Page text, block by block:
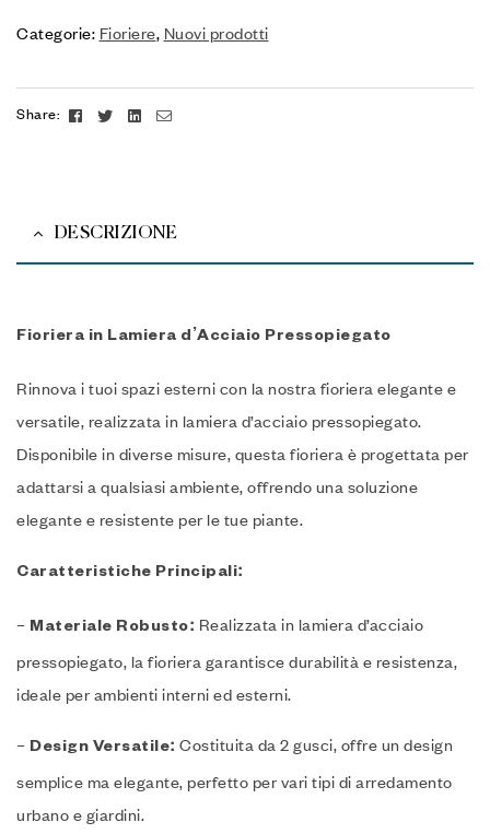
Categorie: Fioriere, Nuovi prodotti
Share: FacebookTwitterLinkedin
Email
DESCRIZIONE
Fioriera in Lamiera d’Acciaio Pressopiegato
Rinnova i tuoi spazi esterni con la nostra fioriera elegante e
versatile, realizzata in lamiera d’acciaio pressopiegato.
Disponibile in diverse misure, questa fioriera è progettata per
adattarsi a qualsiasi ambiente, offrendo una soluzione
elegante e resistente per le tue piante.
Caratteristiche Principali:
– Materiale Robusto: Realizzata in lamiera d’acciaio
pressopiegato, la fioriera garantisce durabilità e resistenza,
ideale per ambienti interni ed esterni.
– Design Versatile: Costituita da 2 gusci, offre un design
semplice ma elegante, perfetto per vari tipi di arredamento
urbano e giardini.